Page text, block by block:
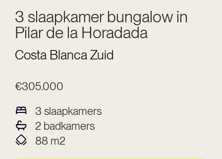
3 slaapkamer bungalow in
Pilar de la Horadada
Costa Blanca Zuid
€305.000
3 slaapkamers
2 badkamers
88 m2